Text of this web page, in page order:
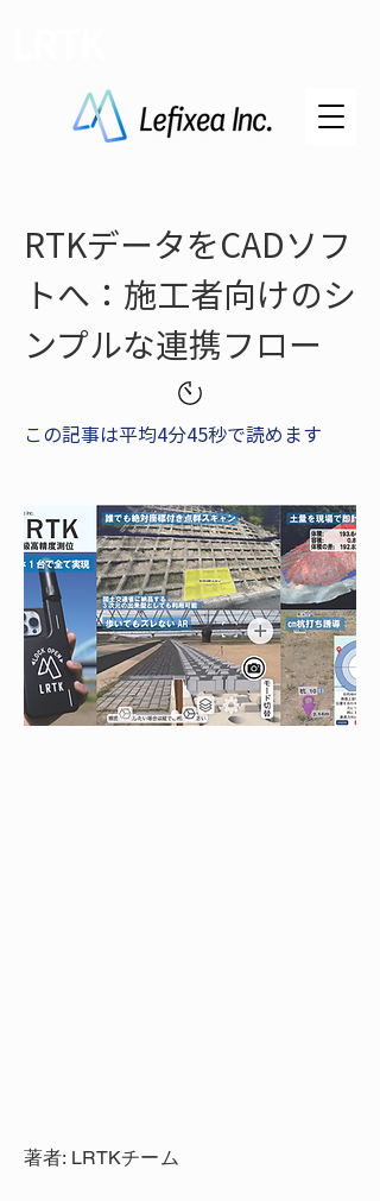
RTKデータをCADソフ
トへ：施工者向けのシ
ンプルな連携フロー
この記事は平均4分45秒で読めます
著者: LRTKチーム